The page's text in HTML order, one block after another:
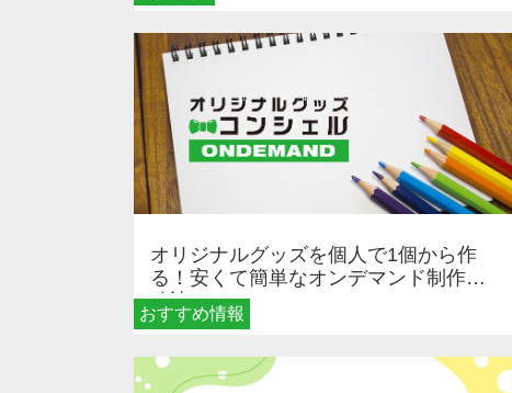
おすすめ情報
オリジナルグッズを個人で1個から作
る！安くて簡単なオンデマンド制作の
秘訣